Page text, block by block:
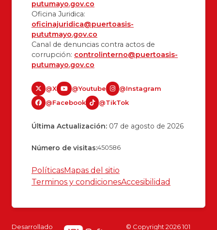
putumayo.gov.co
Oficina Juridica:
oficinajuridica@puertoasis-
pututmayo.gov.co
Canal de denuncias contra actos de
corrupción: controlinterno@puertoasis-
putumayo.gov.co
@X @Youtube
@Instagram
@Facebook
@TikTok
Última Actualización: 07 de agosto de 2026
Número de visitas:450586
PolíticasMapas del sitio
Terminos y condicionesAccesibilidad
Desarrollado © Copyright2026101